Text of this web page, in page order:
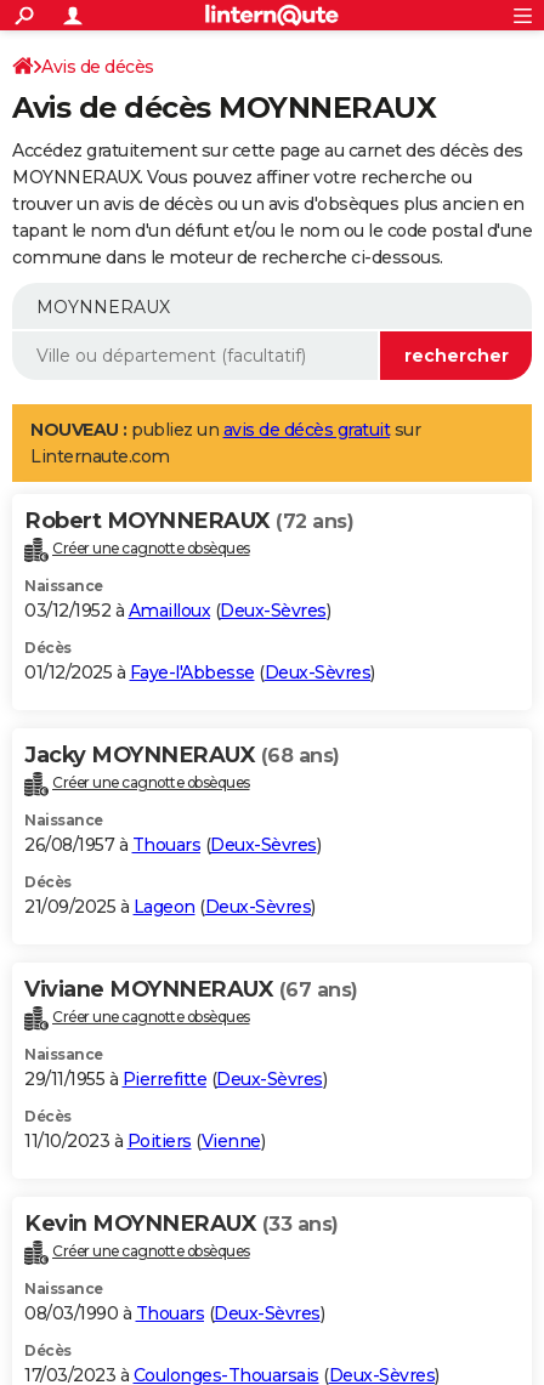
ACTUALITÉS
Politique
Société
Faits Divers
Education
Monde
Villes
+
SPORT
Coupe du monde 2026
Football
Tennis
Cyclisme
Rugby
Forum
Programme TV
TNT
Streaming
Cinéma
Sorties cinéma
Musique
+
FINANCE
Retraite
Epargne
Immobilier
Risques naturels par ville
Assurance
AUTO
Essais
Réserver un essai
Citadines
Berlines
SUV
Forum auto
+
Mobiles
Meilleur smartphone
Internet
Ordinateurs
Jeux vidéo
Guide high-tech
Aménagement intérieur
LIFESTYLE
Art de vivre
Bien-être
Loisirs
Mode
Modes de vie
Alimentation
Guide de la santé
Maladies
Médicaments
Sommeil
VOYAGE
Destinations
City break
Voyage nature
Voyage de noces
Forum
Climat
+PHOTO
GUIDES D'ACHAT
BONS PLANS
Carte de Noël
Carte Bonne année
Carte Saint-Valentin
Carte Pâques
Carte d'anniversaire
DICTIONNAIRE
Dictionnaire
Biographies
Citations
Expressions
Proverbes
PROGRAMME TV
S'inscrire
Se connecter
Lycées
Collèges
Primaires
Universités
Entreprises
Service militaire
Avis de recherche
AVIS DE DÉCÈS
Bricolage
Lifestyle
Culture
Sport
Auto
Television
Voyage
Cinema
Avis de décès
Avis de décès MOYNNERAUX
Accédez gratuitement sur cette page au carnet des décès des
MOYNNERAUX. Vous pouvez affiner votre recherche ou
trouver un avis de décès ou un avis d'obsèques plus ancien en
tapant le nom d'un défunt et/ou le nom ou le code postal d'une
commune dans le moteur de recherche ci-dessous.
NOUVEAU : publiez un avis de décès gratuitsur
Linternaute.com
Robert MOYNNERAUX (72 ans)
Créer une cagnotte obsèques
Naissance
03/12/1952 à Amailloux(Deux-Sèvres)
Décès
01/12/2025 à Faye-l'Abbesse (Deux-Sèvres)
Jacky MOYNNERAUX (68 ans)
Créer une cagnotte obsèques
Naissance
26/08/1957 à Thouars (Deux-Sèvres)
Décès
21/09/2025 à Lageon (Deux-Sèvres)
Viviane MOYNNERAUX (67 ans)
Créer une cagnotte obsèques
Naissance
29/11/1955 à Pierrefitte (Deux-Sèvres)
Décès
11/10/2023 à Poitiers (Vienne)
Kevin MOYNNERAUX (33 ans)
Créer une cagnotte obsèques
Naissance
08/03/1990 à Thouars (Deux-Sèvres)
Décès
17/03/2023 à Coulonges-Thouarsais (Deux-Sèvres)